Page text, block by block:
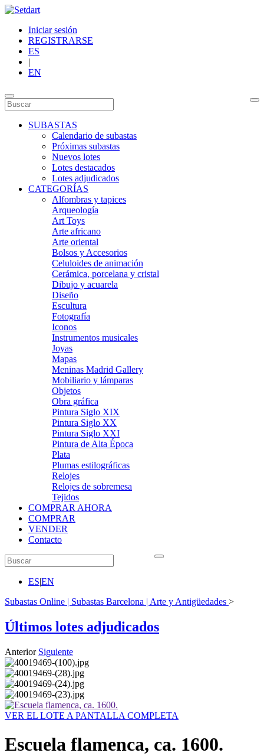
Iniciar sesión
REGISTRARSE
ES
|
EN
SUBASTAS
Calendario de subastas
Próximas subastas
Nuevos lotes
Lotes destacados
Lotes adjudicados
CATEGORÍAS
Alfombras y tapices
Arqueología
Art Toys
Arte africano
Arte oriental
Bolsos y Accesorios
Celuloides de animación
Cerámica, porcelana y cristal
Dibujo y acuarela
Diseño
Escultura
Fotografía
Iconos
Instrumentos musicales
Joyas
Mapas
Meninas Madrid Gallery
Mobiliario y lámparas
Objetos
Obra gráfica
Pintura Siglo XIX
Pintura Siglo XX
Pintura Siglo XXI
Pintura de Alta Época
Plata
Plumas estilográficas
Relojes
Relojes de sobremesa
Tejidos
COMPRAR AHORA
COMPRAR
VENDER
Contacto
ES|EN
Subastas Online | Subastas Barcelona | Arte y Antigüedades >
Últimos lotes adjudicados
Anterior Siguiente
VER EL LOTE A PANTALLA COMPLETA
Escuela flamenca, ca. 1600.